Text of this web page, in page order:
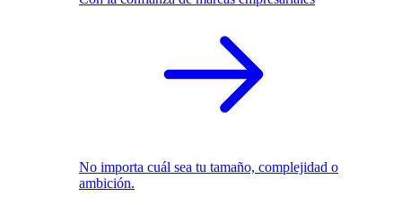
No importa cuál sea tu tamaño, complejidad o
ambición.